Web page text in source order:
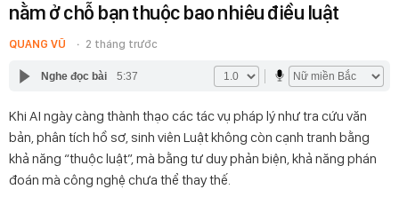
nằm ở chỗ bạn thuộc bao nhiêu điều luật
QUANG VŨ 2 tháng trước
Nghe đọc bài 5:37
Khi AI ngày càng thành thạo các tác vụ pháp lý như tra cứu văn
bản, phân tích hồ sơ, sinh viên Luật không còn cạnh tranh bằng
khả năng “thuộc luật”, mà bằng tư duy phản biện, khả năng phán
đoán mà công nghệ chưa thể thay thế.